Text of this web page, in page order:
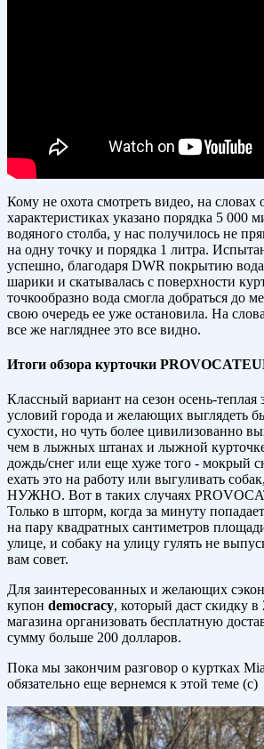
Кому не охота смотреть видео, на
характеристиках указано порядка 5 000
водяного столба, у нас получилось не
на одну точку и порядка 1 литра.
успешно, благодаря DWR покрытию вода
шарики и скатывалась с поверхности
точкообразно вода смогла добраться до
свою очередь ее уже остановила. На
все же нагляднее это все видно.
Итоги обзора курточки
Классный вариант на сезон осень-теплая
условий города и желающих выглядеть
сухости, но чуть более цивилизованно
чем в лыжных штанах и лыжной
дождь/снег или еще хуже того - мокрый
ехать это на работу или выгуливать
НУЖНО. Вот в таких случаях
Только в шторм, когда за минуту
на пару квадратных сантиметров
улице, и собаку на улицу гулять не
вам совет.
Для заинтересованных и желающих
купон democracy, который даст скидку
магазина организовать бесплатную
сумму больше 200 долларов.
Пока мы закончим разговор о куртках
обязательно еще вернемся к этой теме (с)